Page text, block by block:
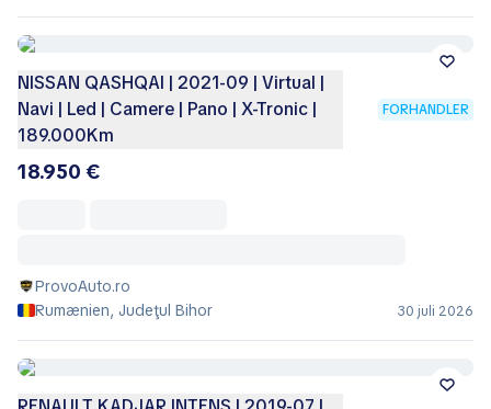
NISSAN QASHQAI | 2021-09 | Virtual |
Navi | Led | Camere | Pano | X-Tronic |
189.000Km
FORHANDLER
18.950 €
ProvoAuto.ro
Rumænien, Judeţul Bihor
30 juli 2026